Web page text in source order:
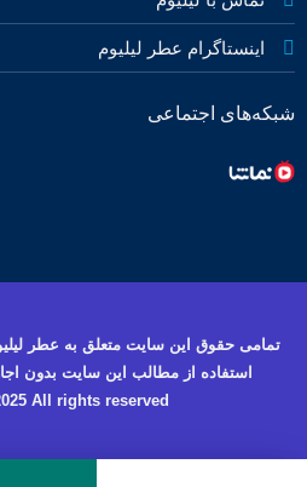
اینستاگرام عطر لیلیوم
شبکه‌های اجتماعی
تمامی حقوق این سایت متعلق به عطر
استفاده از مطالب این سایت بدون
All rights reserved